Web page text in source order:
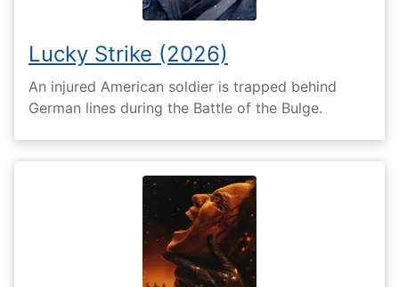
Lucky Strike (2026)
An injured American soldier is trapped behind
German lines during the Battle of the Bulge.